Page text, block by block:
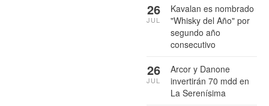
Kavalan es nombrado
"Whisky del Año" por
segundo año
consecutivo
26
JUL
Arcor y Danone
invertirán 70 mdd en
La Serenísima
26
JUL